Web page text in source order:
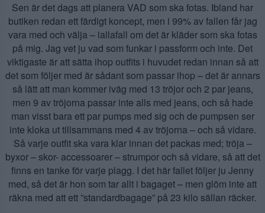
Sen är det dags att planera VAD som ska fotas. Ibland har
butiken redan ett färdigt koncept, men i 99% av fallen får jag
vara med och välja – iallafall om det är kläder som ska fotas
på mig. Jag vet ju vad som funkar i passform och inte. Det
viktigaste är att sätta ihop outfits i huvudet redan innan så att
det som följer med är sådant som passar ihop – det är annars
så lätt att man kommer iväg med 13 tröjor och 2 par jeans,
men 9 av tröjorna passar inte alls med jeans, och så hade
man visst bara ett par pumps med sig och de pumpsen ser
inte kloka ut tillsammans med 4 av tröjorna – och så vidare.
Så varje outfit ska vara klar innan det packas med; tröja –
byxor – skor- accessoarer – strumpor och så vidare, så att det
finns en tanke för varje plagg. I det här fallet följer ju Jenny
med, så det är hon som tar allt i bagaget – men glöm inte att
räkna med att ett ”standardbagage” på 23 kilo sällan räcker.